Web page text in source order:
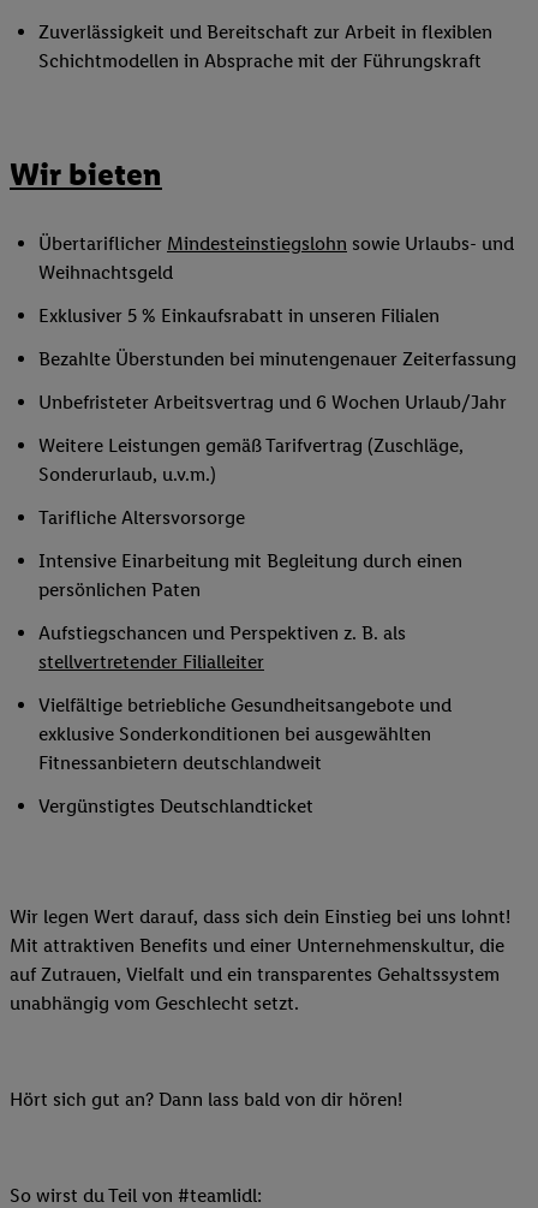
Zuverlässigkeit und Bereitschaft zur Arbeit in flexiblen
Schichtmodellen in Absprache mit der Führungskraft
Wir bieten
Übertariflicher Mindesteinstiegslohn sowie Urlaubs- und
Weihnachtsgeld
Exklusiver 5 % Einkaufsrabatt in unseren Filialen
Bezahlte Überstunden bei minutengenauer Zeiterfassung
Unbefristeter Arbeitsvertrag und 6 Wochen Urlaub/Jahr
Weitere Leistungen gemäß Tarifvertrag (Zuschläge,
Sonderurlaub, u.v.m.)
Tarifliche Altersvorsorge
Intensive Einarbeitung mit Begleitung durch einen
persönlichen Paten
Aufstiegschancen und Perspektiven z. B. als
stellvertretender Filialleiter
Vielfältige betriebliche Gesundheitsangebote und
exklusive Sonderkonditionen bei ausgewählten
Fitnessanbietern deutschlandweit
Vergünstigtes Deutschlandticket
Wir legen Wert darauf, dass sich dein Einstieg bei uns lohnt!
Mit attraktiven Benefits und einer Unternehmenskultur, die
auf Zutrauen, Vielfalt und ein transparentes Gehaltssystem
unabhängig vom Geschlecht setzt.
Hört sich gut an? Dann lass bald von dir hören!
So wirst du Teil von #teamlidl: